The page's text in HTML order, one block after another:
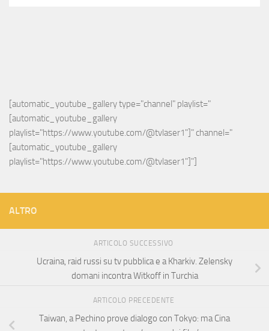
[automatic_youtube_gallery type="channel" playlist="
[automatic_youtube_gallery
playlist="https://www.youtube.com/@tvlaser1"]" channel="
[automatic_youtube_gallery
playlist="https://www.youtube.com/@tvlaser1"]"]
ALTRO
ARTICOLO SUCCESSIVO
Ucraina, raid russi su tv pubblica e a Kharkiv. Zelensky
domani incontra Witkoff in Turchia
ARTICOLO PRECEDENTE
Taiwan, a Pechino prove dialogo con Tokyo: ma Cina